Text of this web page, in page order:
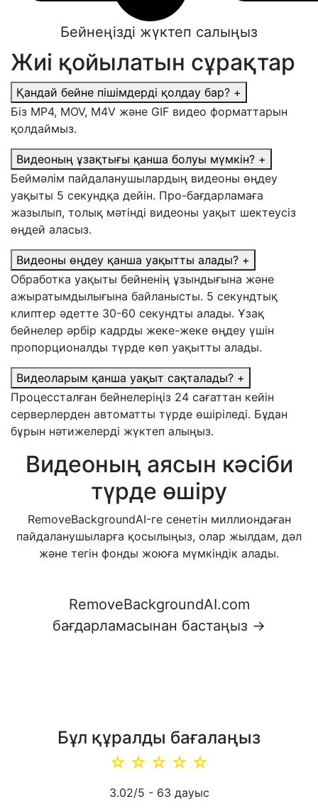
Бейнеңізді жүктеп салыңыз
Жиі қойылатын сұрақтар
Қандай бейне пішімдерді қолдау бар? +
Біз MP4, MOV, M4V және GIF видео форматтарын
қолдаймыз.
Видеоның ұзақтығы қанша болуы мүмкін? +
Беймәлім пайдаланушылардың видеоны өңдеу
уақыты 5 секундқа дейін. Про-бағдарламаға
жазылып, толық мәтінді видеоны уақыт шектеусіз
өңдей аласыз.
Видеоны өңдеу қанша уақытты алады? +
Обработка уақыты бейненің ұзындығына және
ажыратымдылығына байланысты. 5 секундтық
клиптер әдетте 30-60 секундты алады. Ұзақ
бейнелер әрбір кадрды жеке-жеке өңдеу үшін
пропорционалды түрде көп уақытты алады.
Видеоларым қанша уақыт сақталады? +
Процессталған бейнелеріңіз 24 сағаттан кейін
серверлерден автоматты түрде өшіріледі. Бұдан
бұрын нәтижелерді жүктеп алыңыз.
Видеоның аясын кәсіби
түрде өшіру
RemoveBackgroundAI-ге сенетін миллиондаған
пайдаланушыларға қосылыңыз, олар жылдам, дәл
және тегін фонды жоюға мүмкіндік алады.
RemoveBackgroundAI.com
бағдарламасынан бастаңыз →
Бұл құралды бағалаңыз
☆
☆
☆
☆
☆
3.02/5 - 63 дауыс